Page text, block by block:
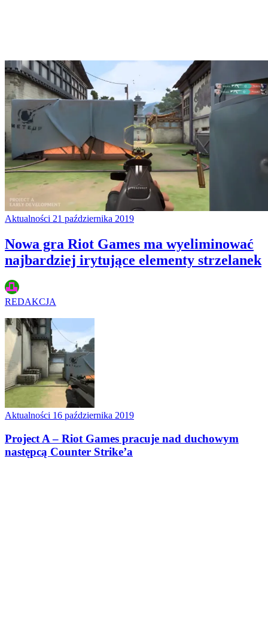
Aktualności 21 października 2019
Nowa gra Riot Games ma wyeliminować
najbardziej irytujące elementy strzelanek
REDAKCJA
Aktualności 16 października 2019
Project A – Riot Games pracuje nad duchowym
następcą Counter Strike’a